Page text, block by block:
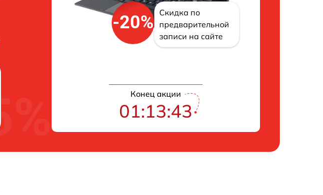
-20%
Скидка по
предварительной
записи на сайте
Конец акции
01:13:42